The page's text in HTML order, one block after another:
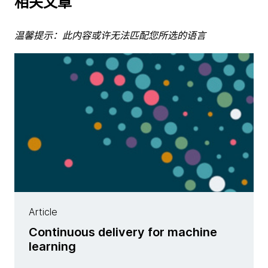
温馨提示：此内容或许无法匹配您所选的语言
Article
Continuous delivery for machine
learning